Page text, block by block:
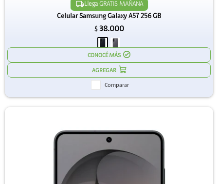
Llega GRATIS MAÑANA
Celular Samsung Galaxy A57 256 GB
$ 38.000
CONOCÉ MÁS
Comparar